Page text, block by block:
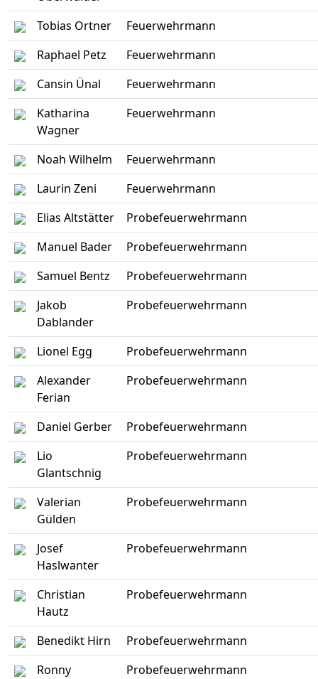
Tobias Ortner
Feuerwehrmann
Raphael Petz
Feuerwehrmann
Cansin Ünal
Feuerwehrmann
Katharina
Wagner
Feuerwehrmann
Noah Wilhelm
Feuerwehrmann
Laurin Zeni
Feuerwehrmann
Elias Altstätter
Probefeuerwehrmann
Manuel Bader
Probefeuerwehrmann
Samuel Bentz
Probefeuerwehrmann
Jakob
Dablander
Probefeuerwehrmann
Lionel Egg
Probefeuerwehrmann
Alexander
Ferian
Probefeuerwehrmann
Daniel Gerber
Probefeuerwehrmann
Lio
Glantschnig
Probefeuerwehrmann
Valerian
Gülden
Probefeuerwehrmann
Josef
Haslwanter
Probefeuerwehrmann
Christian
Hautz
Probefeuerwehrmann
Benedikt Hirn
Probefeuerwehrmann
Ronny
Probefeuerwehrmann